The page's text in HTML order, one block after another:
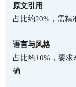
原文引用
占比约20%，需精
语言与风格
占比约10%，要
确